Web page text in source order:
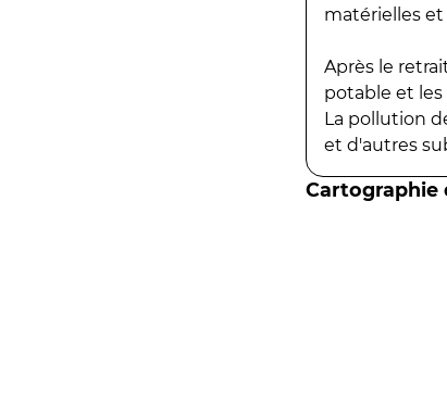
matérielles
Après le
potable et
La pollution
et d'autres
Cartographie